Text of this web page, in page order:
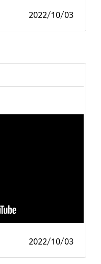
2022/10/03
2022/10/03